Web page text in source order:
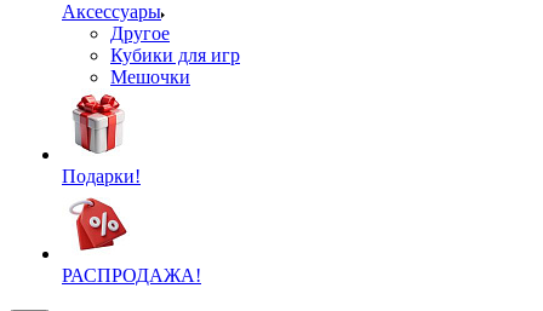
Аксессуары
Другое
Кубики для игр
Мешочки
Подарки!
РАСПРОДАЖА!